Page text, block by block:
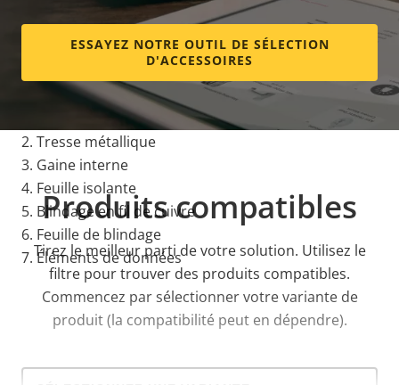
Image
2. Tresse métallique
3. Gaine interne
4. Feuille isolante
5. Blindage en fil de cuivre
6. Feuille de blindage
7. Éléments de données
ESSAYEZ NOTRE OUTIL DE SÉLECTION
D'ACCESSOIRES
Produits compatibles
Tirez le meilleur parti de votre solution. Utilisez le
filtre pour trouver des produits compatibles.
Commencez par sélectionner votre variante de
produit (la compatibilité peut en dépendre).
Select